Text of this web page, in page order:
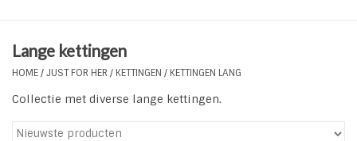
Plus Size Sieraden
Enkelbandjes
Lange kettingen
HOME/JUST FOR HER / KETTINGEN / KETTINGEN LANG
Collectie met diverse lange kettingen.